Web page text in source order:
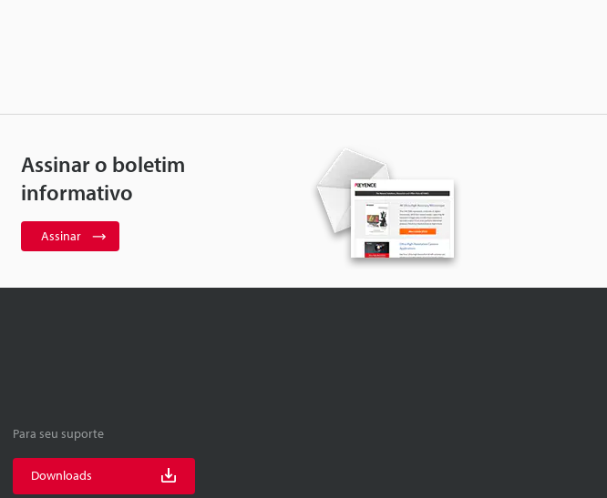
Assinar o boletim
informativo
Assinar
Para seu suporte
Downloads